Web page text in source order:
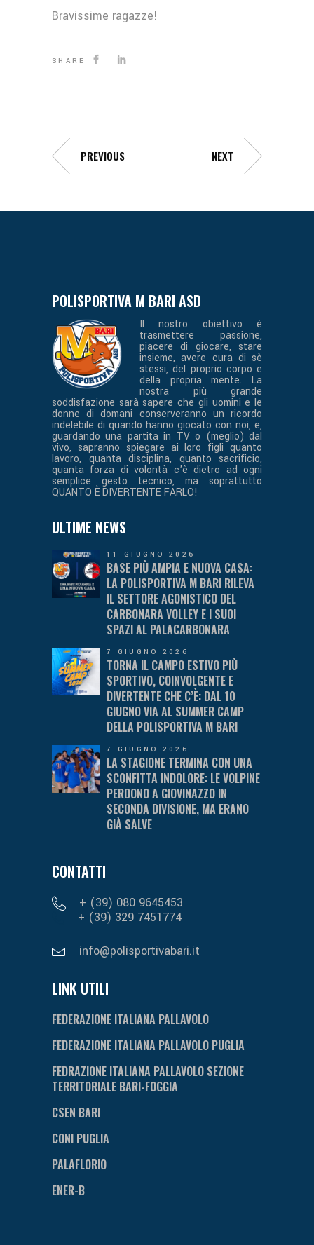
Bravissime ragazze!
SHARE
PREVIOUS NEXT
POLISPORTIVA M BARI ASD
Il nostro obiettivo è
trasmettere passione,
piacere di giocare, stare
insieme, avere cura di sè
stessi, del proprio corpo e
della propria mente. La
nostra più grande
soddisfazione sarà sapere che gli uomini e le
donne di domani conserveranno un ricordo
indelebile di quando hanno giocato con noi, e,
guardando una partita in TV o (meglio) dal
vivo, sapranno spiegare ai loro figli quanto
lavoro, quanta disciplina, quanto sacrificio,
quanta forza di volontà c’è dietro ad ogni
semplice gesto tecnico, ma soprattutto
QUANTO È DIVERTENTE FARLO!
ULTIME NEWS
11 GIUGNO 2026
BASE PIÙ AMPIA E NUOVA CASA:
LA POLISPORTIVA M BARI RILEVA
IL SETTORE AGONISTICO DEL
CARBONARA VOLLEY E I SUOI
SPAZI AL PALACARBONARA
7 GIUGNO 2026
TORNA IL CAMPO ESTIVO PIÙ
SPORTIVO, COINVOLGENTE E
DIVERTENTE CHE C’È: DAL 10
GIUGNO VIA AL SUMMER CAMP
DELLA POLISPORTIVA M BARI
7 GIUGNO 2026
LA STAGIONE TERMINA CON UNA
SCONFITTA INDOLORE: LE VOLPINE
PERDONO A GIOVINAZZO IN
SECONDA DIVISIONE, MA ERANO
GIÀ SALVE
CONTATTI
+ (39) 080 9645453
+ (39) 329 7451774
info@polisportivabari.it
LINK UTILI
FEDERAZIONE ITALIANA PALLAVOLO
FEDERAZIONE ITALIANA PALLAVOLO PUGLIA
FEDRAZIONE ITALIANA PALLAVOLO SEZIONE
TERRITORIALE BARI-FOGGIA
CSEN BARI
CONI PUGLIA
PALAFLORIO
ENER-B